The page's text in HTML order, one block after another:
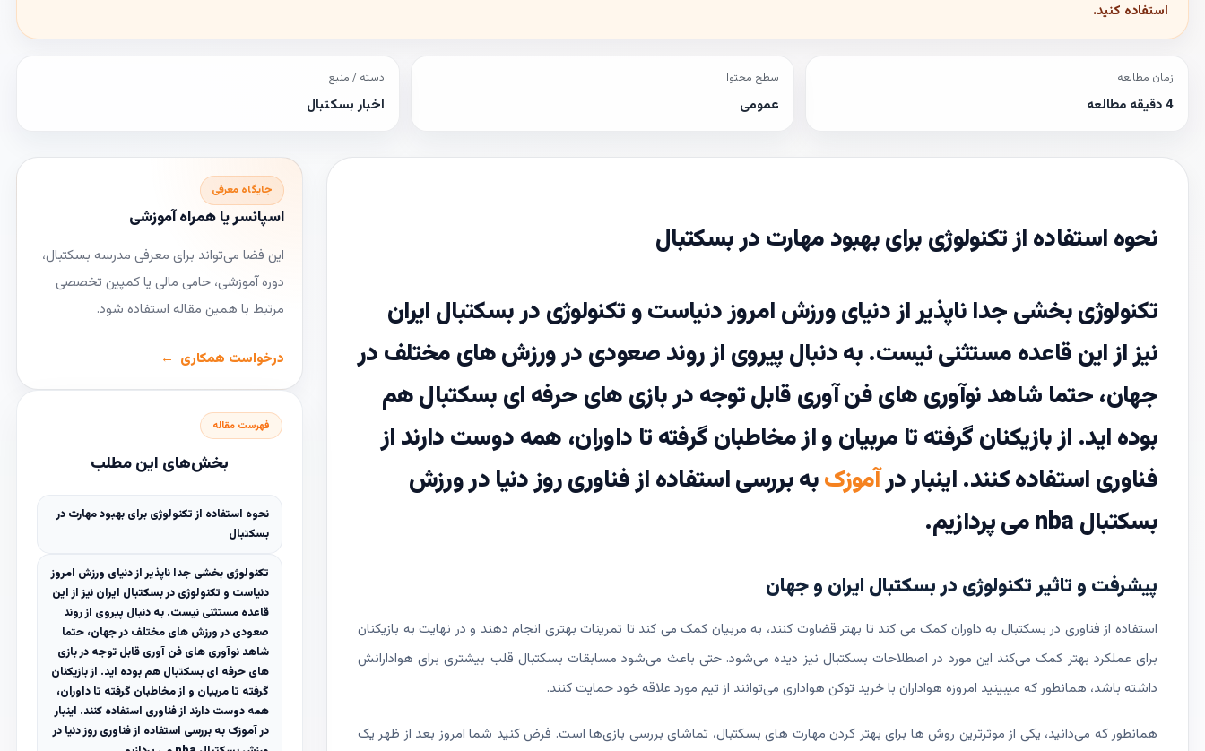
استفاده کنید.
زمان مطالعه
4 دقیقه مطالعه
سطح محتوا
عمومی
دسته / منبع
اخبار بسکتبال
نحوه استفاده از تکنولوژی برای بهبود مهارت در بسکتبال
تکنولوژی بخشی جدا ناپذیر از دنیای ورزش امروز دنیاست و تکنولوژی در بسکتبال ایران
نیز از این قاعده مستثنی نیست. به دنبال پیروی از روند صعودی در ورزش های مختلف در
جهان، حتما شاهد نوآوری های فن آوری قابل توجه در بازی های حرفه ای بسکتبال هم
بوده اید. از بازیکنان گرفته تا مربیان و از مخاطبان گرفته تا داوران، همه دوست دارند از
فناوری استفاده کنند. اینبار درآموزکبه بررسی استفاده از فناوری روز دنیا در ورزش
بسکتبال nba می پردازیم.
پیشرفت و تاثیر تکنولوژی در بسکتبال ایران و جهان
استفاده از فناوری در بسکتبال به داوران کمک می کند تا بهتر قضاوت کنند، به مربیان کمک می کند تا تمرینات بهتری انجام دهند و در نهایت به بازیکنان
برای عملکرد بهتر کمک می‌کند این مورد در اصطلاحات بسکتبال نیز دیده می‌شود. حتی باعث می‌شود مسابقات بسکتبال قلب بیشتری برای هوادارانش
داشته باشد، همانطور که میبینید امروزه هواداران با خرید توکن هواداری می‌توانند از تیم مورد علاقه خود حمایت کنند.
همانطور که می‌دانید، یکی از موثرترین روش ها برای بهتر کردن مهارت های بسکتبال، تماشای بررسی بازی‌ها است. فرض کنید شما امروز بعد از ظهر یک
جایگاه معرفی
اسپانسر یا همراه آموزشی
این فضا می‌تواند برای معرفی مدرسه بسکتبال،
دوره آموزشی، حامی مالی یا کمپین تخصصی
مرتبط با همین مقاله استفاده شود.
درخواست همکاری
فهرست مقاله
بخش‌های این مطلب
نحوه استفاده از تکنولوژی برای بهبود مهارت در
بسکتبال
تکنولوژی بخشی جدا ناپذیر از دنیای ورزش امروز
دنیاست و تکنولوژی در بسکتبال ایران نیز از این
قاعده مستثنی نیست. به دنبال پیروی از روند
صعودی در ورزش های مختلف در جهان، حتما
شاهد نوآوری های فن آوری قابل توجه در بازی
های حرفه ای بسکتبال هم بوده اید. از بازیکنان
گرفته تا مربیان و از مخاطبان گرفته تا داوران،
همه دوست دارند از فناوری استفاده کنند. اینبار
در آموزک به بررسی استفاده از فناوری روز دنیا در